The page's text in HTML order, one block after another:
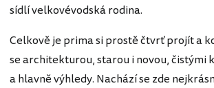
sídlí velkovévodská rodina.
Celkově je prima si prostě čtvrť projít a
se architekturou, starou i novou, čistými
a hlavně výhledy. Nachází se zde